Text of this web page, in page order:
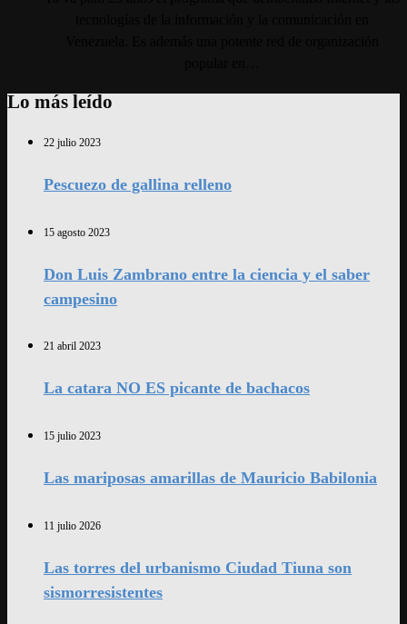
Lo más leído
22 julio 2023
Pescuezo de gallina relleno
15 agosto 2023
Don Luis Zambrano entre la ciencia y el saber
campesino
21 abril 2023
La catara NO ES picante de bachacos
15 julio 2023
Las mariposas amarillas de Mauricio Babilonia
11 julio 2026
Las torres del urbanismo Ciudad Tiuna son
sismorresistentes